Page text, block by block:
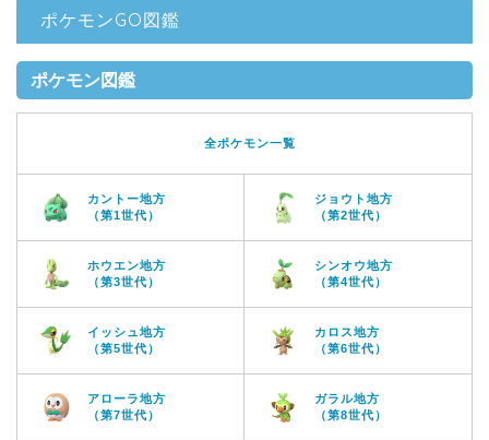
ポケモンGO図鑑
ポケモン図鑑
全ポケモン一覧
カントー地方
（第1世代）
ジョウト地方
（第2世代）
ホウエン地方
（第3世代）
シンオウ地方
（第4世代）
イッシュ地方
（第5世代）
カロス地方
（第6世代）
アローラ地方
（第7世代）
ガラル地方
（第8世代）